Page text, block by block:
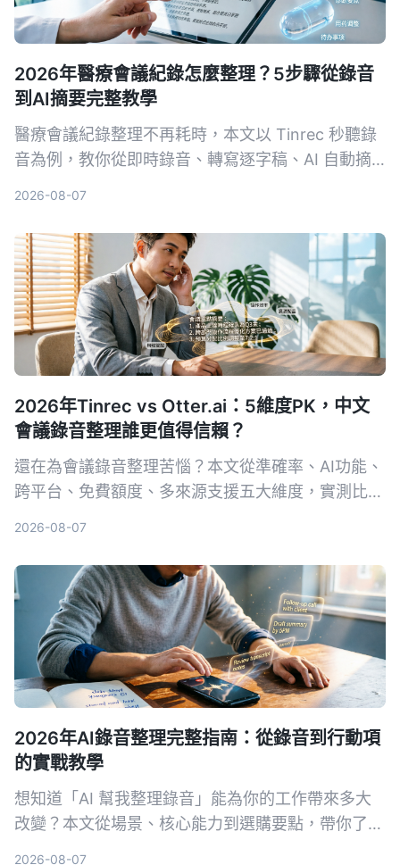
2026年醫療會議紀錄怎麼整理？5步驟從錄音
到AI摘要完整教學
醫療會議紀錄整理不再耗時，本文以 Tinrec 秒聽錄
音為例，教你從即時錄音、轉寫逐字稿、AI 自動摘
2026-08-07
2026年Tinrec vs Otter.ai：5維度PK，中文
會議錄音整理誰更值得信賴？
還在為會議錄音整理苦惱？本文從準確率、AI功能、
跨平台、免費額度、多來源支援五大維度，實測比較
議，幫你省下大把時間。
2026-08-07
2026年AI錄音整理完整指南：從錄音到行動項
的實戰教學
想知道「AI 幫我整理錄音」能為你的工作帶來多大
改變？本文從場景、核心能力到選購要點，帶你了解
2026-08-07